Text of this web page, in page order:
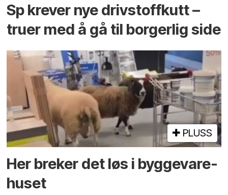
Sp krever nye drivstoffkutt –
truer med å gå til borgerlig side
PLUSS
Her breker det løs i bygge­vare­
huset